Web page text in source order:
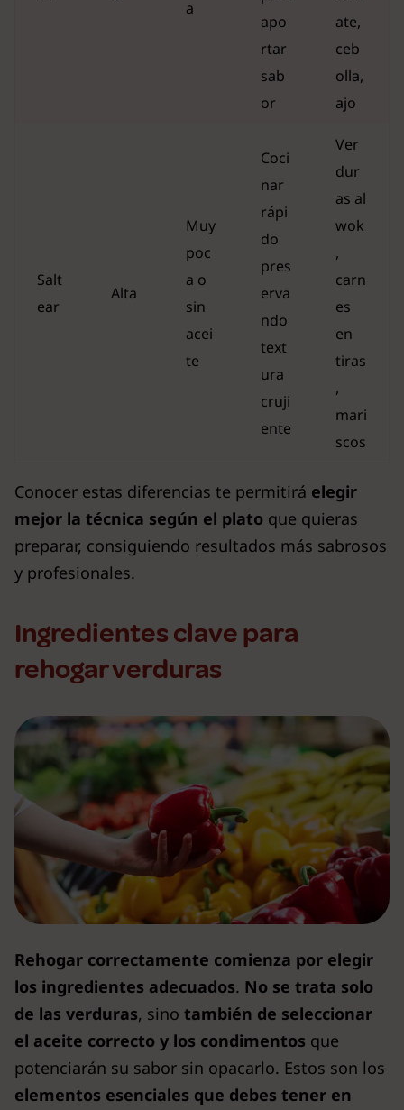
a
apo
rtar
sab
or
ate,
ceb
olla,
ajo
Salt
ear
Alta
Muy
poc
a o
sin
acei
te
Coci
nar
rápi
do
pres
erva
ndo
text
ura
cruji
ente
Ver
dur
as al
wok
,
carn
es
en
tiras
,
mari
scos
Conocer estas diferencias te permitirá elegir
mejor la técnica según el plato que quieras
preparar, consiguiendo resultados más sabrosos
y profesionales.
Ingredientes clave para
rehogar verduras
Rehogar correctamente comienza por elegir
los ingredientes adecuados. No se trata solo
de las verduras, sino también de seleccionar
el aceite correcto y los condimentos que
potenciarán su sabor sin opacarlo. Estos son los
elementos esenciales que debes tener en